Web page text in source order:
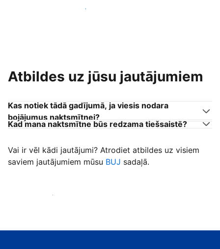
Pievienoties citiem viesu uzņēmējiem
Atbildes uz jūsu jautājumiem
Kas notiek tādā gadījumā, ja viesis nodara
bojājumus naktsmītnei?
Kad mana naktsmītne būs redzama tiešsaistē?
Vai ir vēl kādi jautājumi? Atrodiet atbildes uz visiem
saviem jautājumiem mūsu BUJ sadaļā.
Sākt uzņemt viesus